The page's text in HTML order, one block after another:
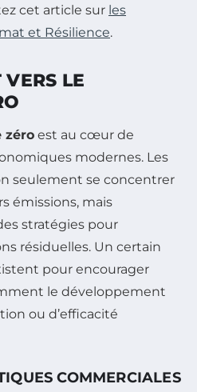
cet article sur les
et Résilience.
LE
zéro est au cœur de
modernes. Les
seulement se concentrer
émissions, mais
stratégies pour
résiduelles. Un certain
pour encourager
le développement
ou d’efficacité
COMMERCIALES